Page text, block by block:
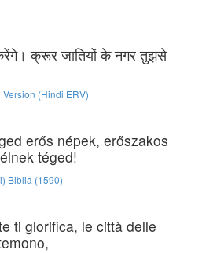
करेंगे। क्रूर जातियों के नगर तुझसे
(Hindi ERV)
erős népek, erőszakos
téged!
Biblia (1590)
ti glorifica, le città delle